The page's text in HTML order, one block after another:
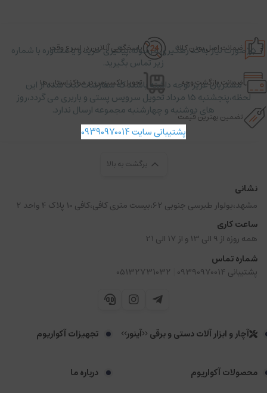
ضمانت اصل بودن کالا پاسخگویی آنلاین در اسرع وقت
ضمانت بازگشت وجه تحویل اکسپرس در مراکز استان ها
تضمین بهترین قیمت
برگشت به بالا
نشانی
مشهد،بولوار طبرسی جنوبی 62،بیست متری کافی،کافی 10 پلاک 4 واحد 2
ساعت کاری
همه روزه از 9 الی 13 و از 17 الی 21
شماره تماس
پشتیبانی 09390970014
05132731032
آچار و ابزار آلات دستی و برقی <<آینور>> تجهیزات آکواریوم
محصولات آکواریوم درباره ما
در صورت نیاز به کد رهگیری مرسوله،پیگیری خرید و یا مشاوره با شماره
زیر تماس بگیرید.
مشتریان عزیز توجه داشته باشند که سفارشات ثبت شده از این
لحظه،پنجشنبه ۱۵ مرداد تحویل سرویس پستی و باربری می گردد،روز
های دوشنبه و چهارشنبه مجموعه ارسال ندارد.
پشتیبانی سایت 09390970014